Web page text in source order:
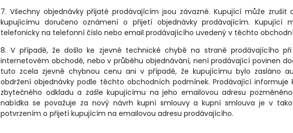
7. Všechny objednávky přijaté prodávajícím jsou závazné. Kupující může zrušit
kupujícímu doručeno oznámení o přijetí objednávky prodávajícím. Kupující
telefonicky na telefonní číslo nebo email prodávajícího uvedený v těchto
8. V případě, že došlo ke zjevné technické chybě na straně prodávajícího
internetovém obchodě, nebo v průběhu objednávání, není prodávající povinen
tuto zcela zjevně chybnou cenu ani v případě, že kupujícímu bylo zasláno
obdržení objednávky podle těchto obchodních podmínek. Prodávající informuje
zbytečného odkladu a zašle kupujícímu na jeho emailovou adresu
nabídka se považuje za nový návrh kupní smlouvy a kupní smlouva je v
potvrzením o přijetí kupujícím na emailovou adresu prodávajícího.